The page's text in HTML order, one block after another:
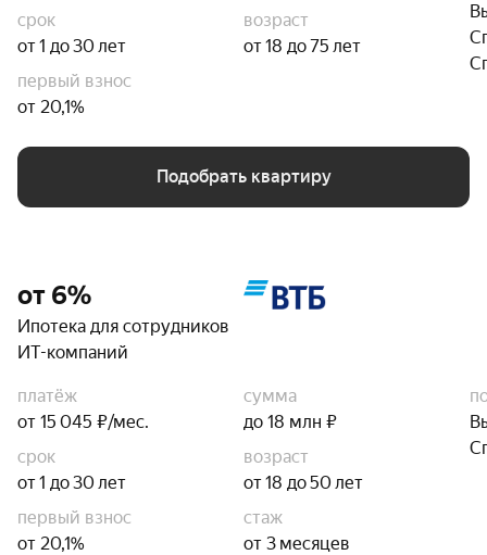
срок
от 1 до 30 лет
возраст
от 18 до 75 лет
первый взнос
от 20,1%
Подобрать квартиру
от 6%
Ипотека для сотрудников
ИТ-компаний
платёж
от 15 045 ₽/мес.
сумма
до 18 млн ₽
срок
от 1 до 30 лет
возраст
от 18 до 50 лет
первый взнос
от 20,1%
стаж
от 3 месяцев